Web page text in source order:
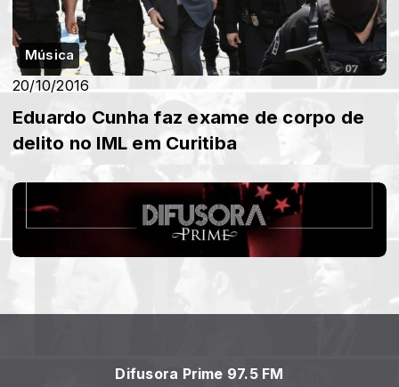
Música
20/10/2016
Eduardo Cunha faz exame de corpo de
delito no IML em Curitiba
Difusora Prime 97.5 FM